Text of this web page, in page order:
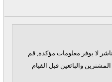
لا يوفر معلومات مؤكدة, قم
والبائعين قبل القيام